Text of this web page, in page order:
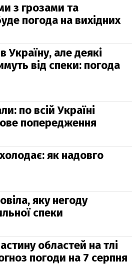
з грозами та
погода на вихідних
Україну, але деякі
від спеки: погода
по всій Україні
попередження
як надовго
яку негоду
спеки
областей на тлі
погоди на 7 серпня